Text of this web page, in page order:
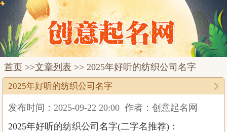
首页 >>文章列表 >> 2025年好听的纺织公司名字
2025年好听的纺织公司名字
发布时间：2025-09-22 20:00 作者：创意起名网
2025年好听的纺织公司名字(二字名推荐)：